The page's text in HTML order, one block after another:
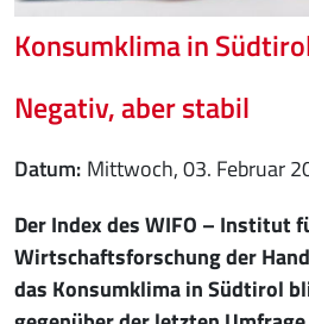
Konsumklima in
Negativ, aber stabil
Datum Mittwoch, 03. Februar
Der Index des WIFO – Institut
Wirtschaftsforschung der
das Konsumklima in Südtirol